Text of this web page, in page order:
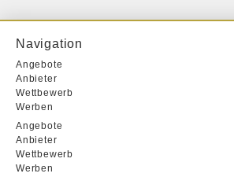
Navigation
Angebote
Anbieter
Wettbewerb
Werben
Angebote
Anbieter
Wettbewerb
Werben